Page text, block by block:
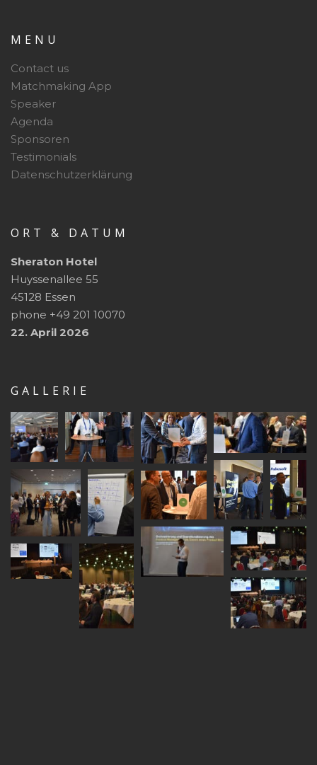
MENU
Contact us
Matchmaking App
Speaker
Agenda
Sponsoren
Testimonials
Datenschutzerklärung
ORT & DATUM
Sheraton Hotel
Huyssenallee 55
45128 Essen
phone +49 201 10070
22. April 2026
GALLERIE